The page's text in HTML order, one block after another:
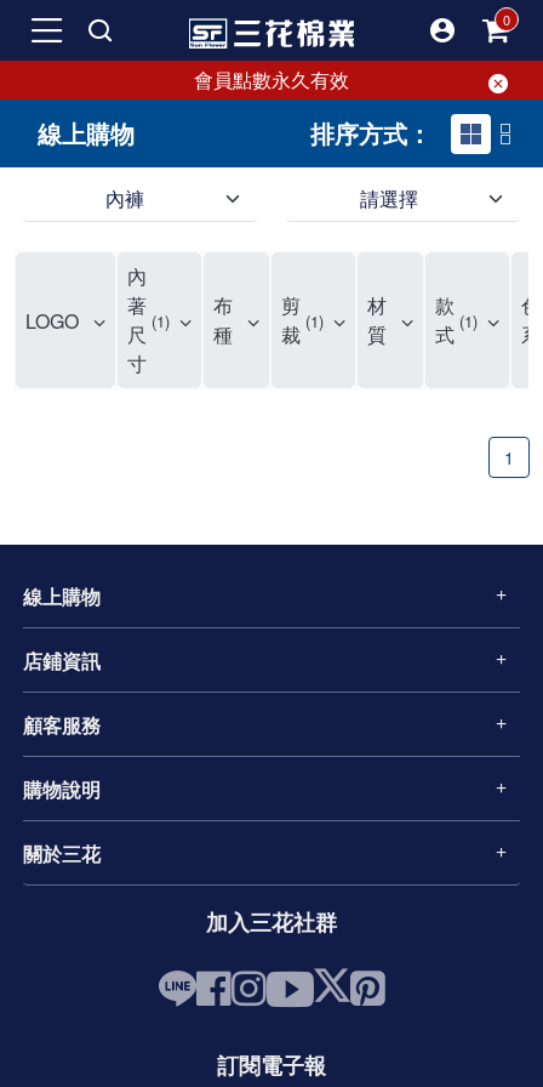
會員點數永久有效
線上購物 排序方式：
內褲 請選擇
LOGO
內
著
尺
寸
1
布
種
剪
裁 1
材
質
款
式 1
色
系
1
線上購物
店鋪資訊
顧客服務
購物說明
關於三花
加入三花社群
訂閱電子報